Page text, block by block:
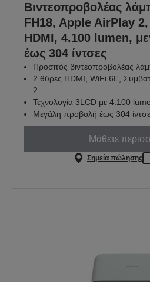
Βιντεοπροβολέας
FH18, Apple AirPlay
HDMI, 4.100 lumen,
έως 304 ίντσες
Προσιτός βιντεοπροβολέας
2 θύρες HDMI, WiFi 6E,
2
Τεχνολογία 3LCD με 4.100
Μεγάλη προβολή έως 304
Μάθετε
Σημεία πώλησης